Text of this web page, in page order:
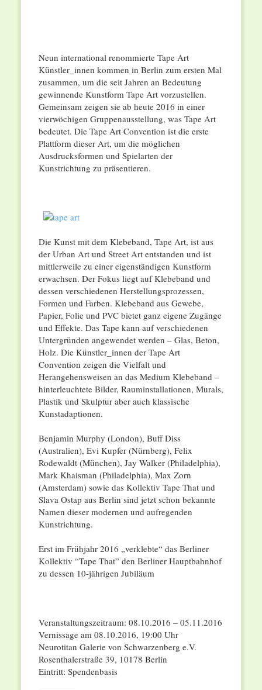
Neun international renommierte Tape Art
Künstler_innen kommen in Berlin zum ersten Mal
zusammen, um die seit Jahren an Bedeutung
gewinnende Kunstform Tape Art vorzustellen.
Gemeinsam zeigen sie ab heute 2016 in einer
vierwöchigen Gruppenausstellung, was Tape Art
bedeutet. Die Tape Art Convention ist die erste
Plattform dieser Art, um die möglichen
Ausdrucksformen und Spielarten der
Kunstrichtung zu präsentieren.
Die Kunst mit dem Klebeband, Tape Art, ist aus
der Urban Art und Street Art entstanden und ist
mittlerweile zu einer eigenständigen Kunstform
erwachsen. Der Fokus liegt auf Klebeband und
dessen verschiedenen Herstellungsprozessen,
Formen und Farben. Klebeband aus Gewebe,
Papier, Folie und PVC bietet ganz eigene Zugänge
und Effekte. Das Tape kann auf verschiedenen
Untergründen angewendet werden – Glas, Beton,
Holz. Die Künstler_innen der Tape Art
Convention zeigen die Vielfalt und
Herangehensweisen an das Medium Klebeband –
hinterleuchtete Bilder, Rauminstallationen, Murals,
Plastik und Skulptur aber auch klassische
Kunstadaptionen.
Benjamin Murphy (London), Buff Diss
(Australien), Evi Kupfer (Nürnberg), Felix
Rodewaldt (München), Jay Walker (Philadelphia),
Mark Khaisman (Philadelphia), Max Zorn
(Amsterdam) sowie das Kollektiv Tape That und
Slava Ostap aus Berlin sind jetzt schon bekannte
Namen dieser modernen und aufregenden
Kunstrichtung.
Erst im Frühjahr 2016 „verklebte“ das Berliner
Kollektiv “Tape That” den Berliner Hauptbahnhof
zu dessen 10-jährigen Jubiläum
Veranstaltungszeitraum: 08.10.2016 – 05.11.2016
Vernissage am 08.10.2016, 19:00 Uhr
Neurotitan Galerie von Schwarzenberg e.V.
Rosenthalerstraße 39, 10178 Berlin
Eintritt: Spendenbasis